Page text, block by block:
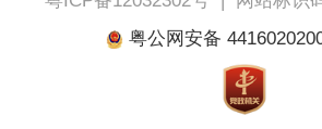
粤公网安备